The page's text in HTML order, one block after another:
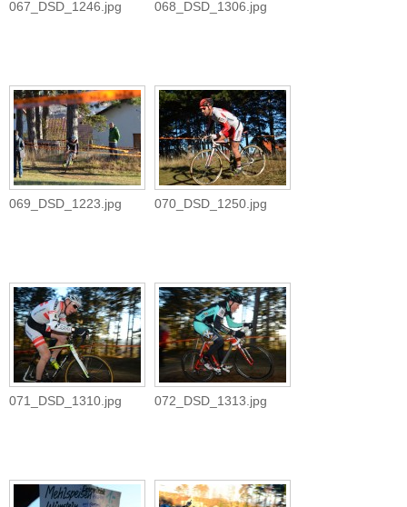
067_DSD_1246.jpg 068_DSD_1306.jpg
069_DSD_1223.jpg 070_DSD_1250.jpg
071_DSD_1310.jpg 072_DSD_1313.jpg